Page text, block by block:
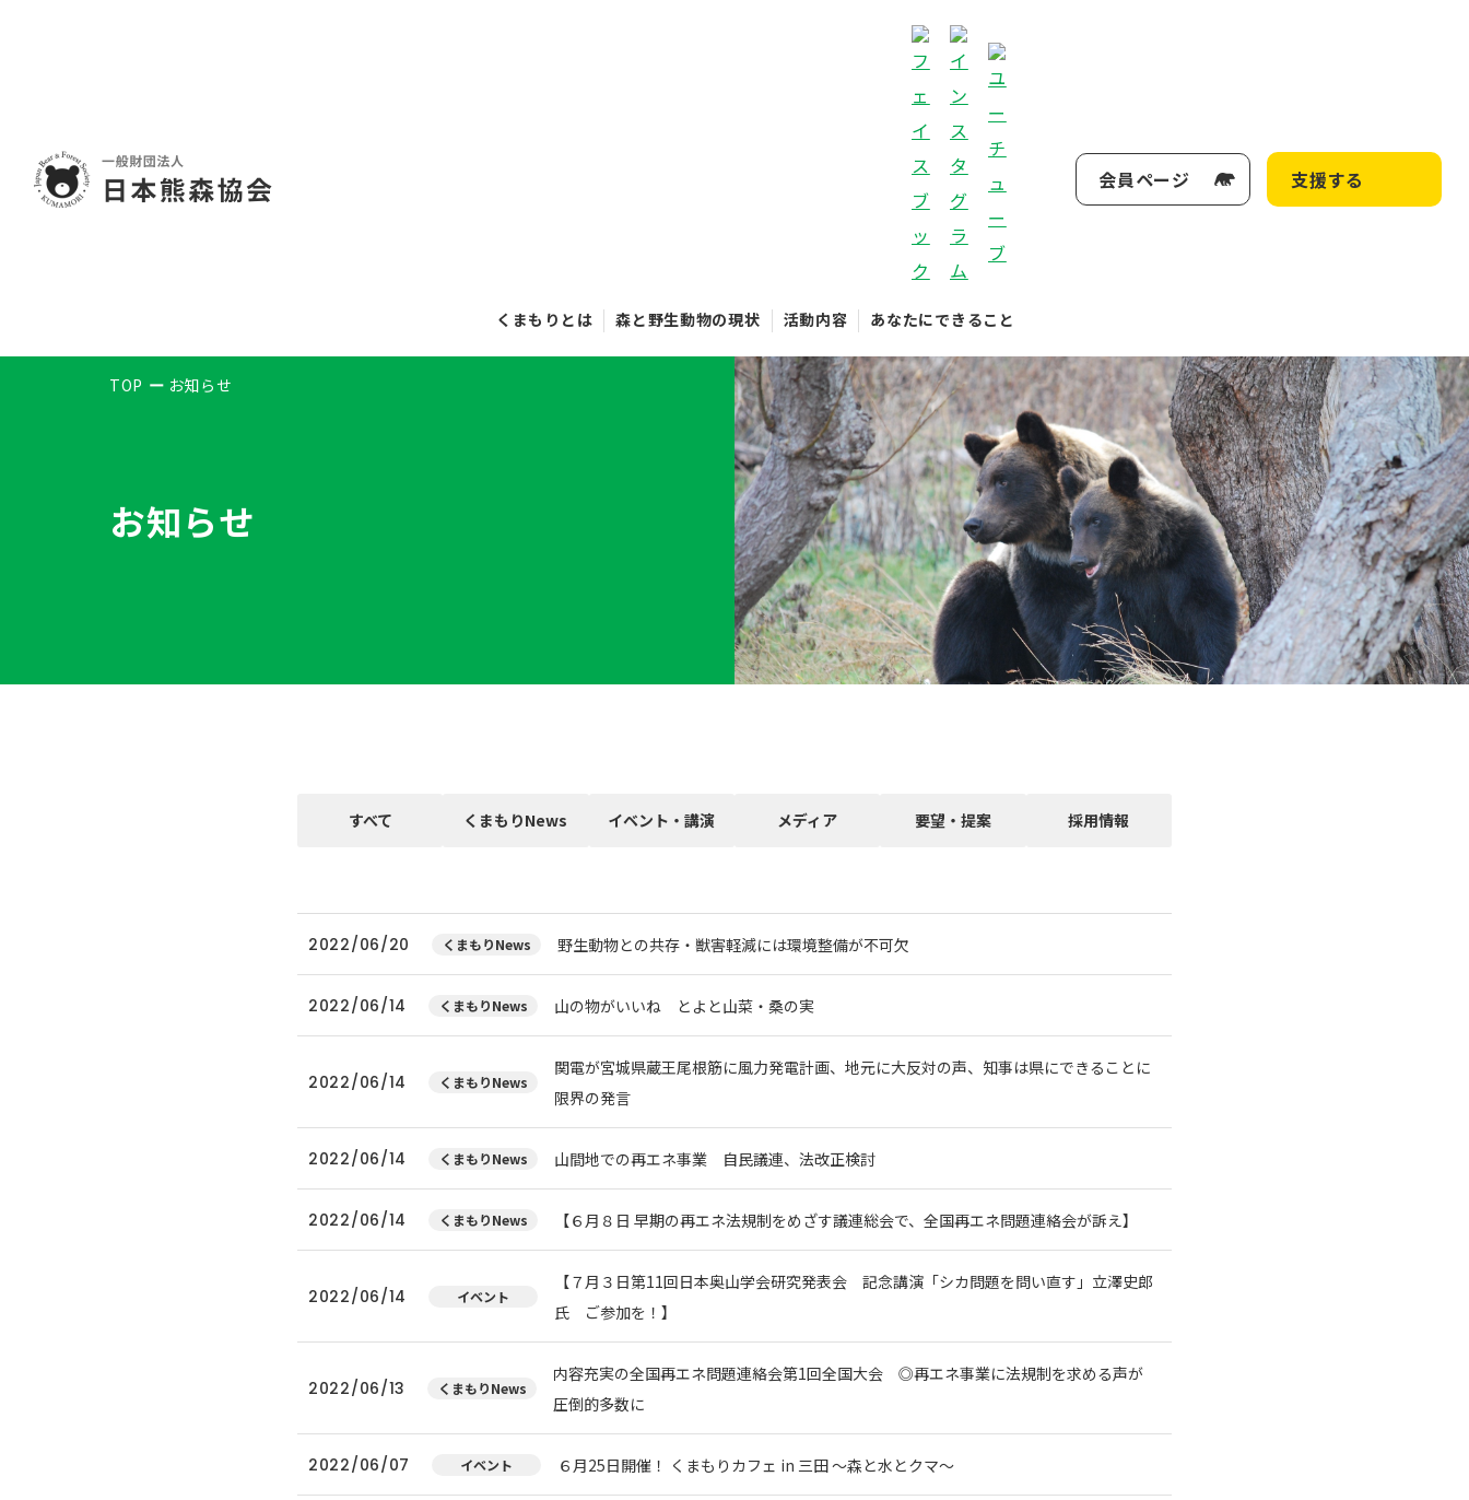
くまもりとは 森と野生動物の現状 活動内容 あなたにできること
会員ページ 支援する
TOP お知らせ
お知らせ
すべて くまもりNews イベント・講演 メディア 要望・提案 採用情報
2022/06/20 くまもりNews 野生動物との共存・獣害軽減には環境整備が不可欠
2022/06/14 くまもりNews 山の物がいいね とよと山菜・桑の実
2022/06/14 くまもりNews
関電が宮城県蔵王尾根筋に風力発電計画、地元に大反対の声、知事は県にできることに
限界の発言
2022/06/14 くまもりNews 山間地での再エネ事業 自民議連、法改正検討
2022/06/14 くまもりNews 【６月８日 早期の再エネ法規制をめざす議連総会で、全国再エネ問題連絡会が訴え】
2022/06/14 イベント
【７月３日第11回日本奥山学会研究発表会 記念講演「シカ問題を問い直す」立澤史郎
氏 ご参加を！】
2022/06/13 くまもりNews
内容充実の全国再エネ問題連絡会第1回全国大会 ◎再エネ事業に法規制を求める声が
圧倒的多数に
2022/06/07 イベント ６月25日開催！ くまもりカフェ in 三田 ～森と水とクマ～